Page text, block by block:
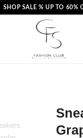
SHOP SALE % UP TO 60%